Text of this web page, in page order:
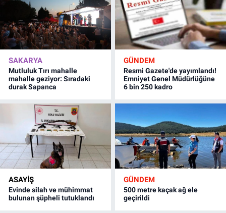
SAKARYA
Mutluluk Tırı mahalle
mahalle geziyor: Sıradaki
durak Sapanca
GÜNDEM
Resmi Gazete'de yayımlandı!
Emniyet Genel Müdürlüğüne
6 bin 250 kadro
ASAYİŞ
Evinde silah ve mühimmat
bulunan şüpheli tutuklandı
GÜNDEM
500 metre kaçak ağ ele
geçirildi